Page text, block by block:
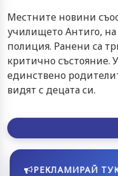
Местните новини
училището Антиго, на
полиция. Ранени са
критично състояние.
единствено
видят с децата си.
РЕКЛАМИРАЙ